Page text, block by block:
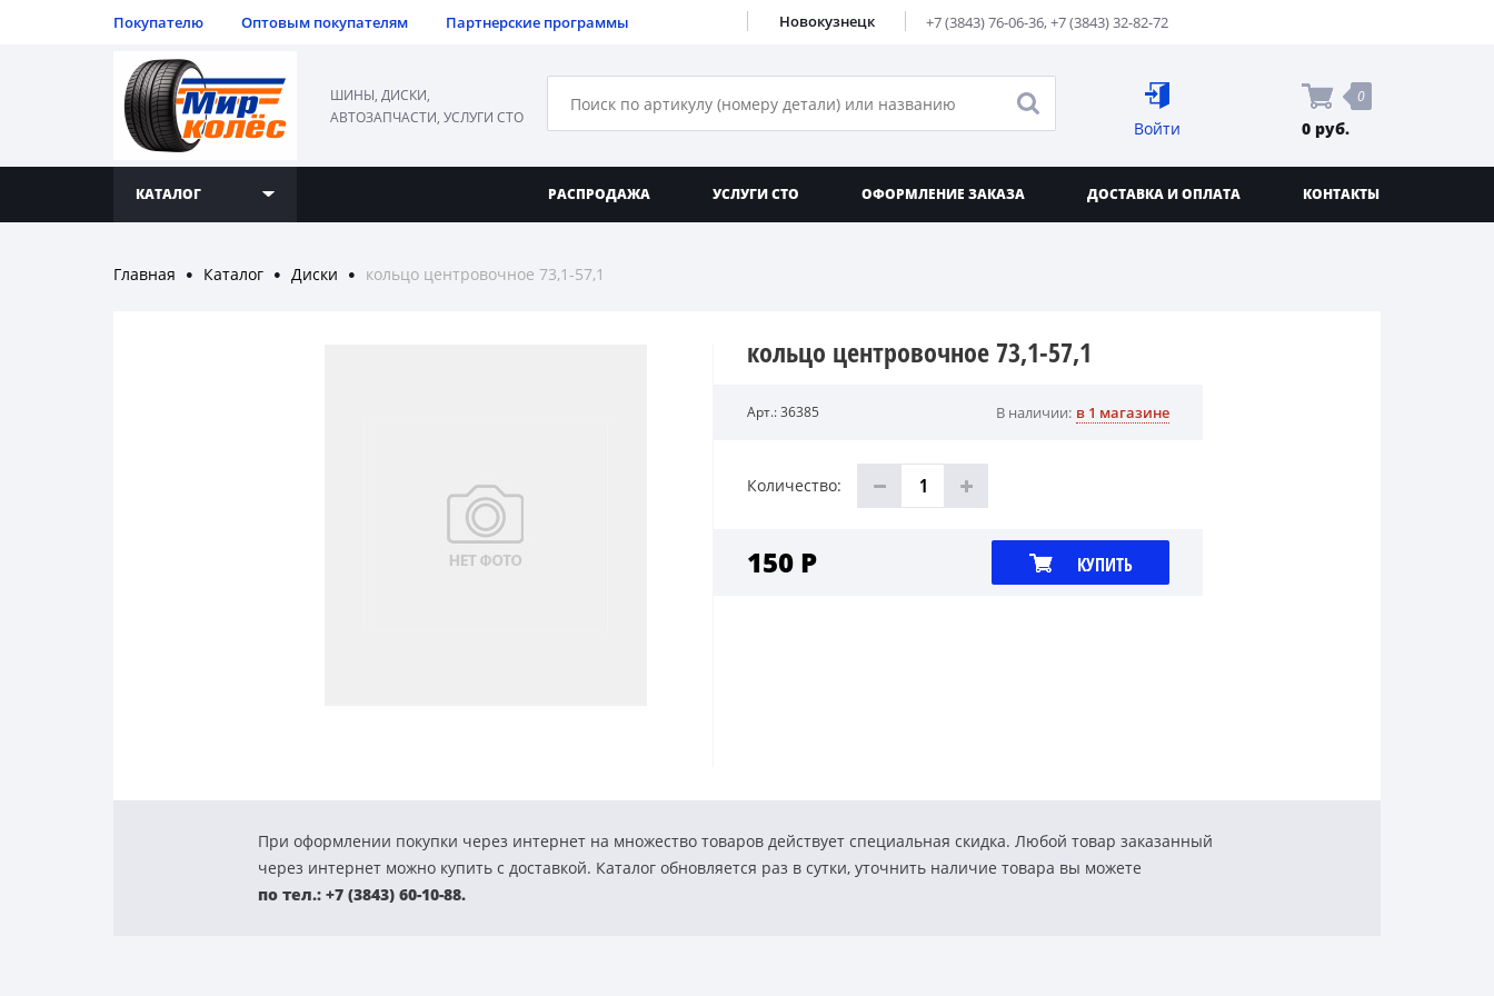
Покупателю Оптовым покупателям Партнерские программы Новокузнецк +7 (3843) 76-06-36,+7 (3843) 32-82-72
ШИНЫ, ДИСКИ,
АВТОЗАПЧАСТИ, УСЛУГИ СТО
Войти
0
0 руб.
КАТАЛОГ РАСПРОДАЖА УСЛУГИ СТО ОФОРМЛЕНИЕ ЗАКАЗА ДОСТАВКА И ОПЛАТА КОНТАКТЫ
Главная ● Каталог ● Диски ● кольцо центровочное 73,1-57,1
кольцо центровочное 73,1-57,1
Арт.: 36385 В наличии: в 1 магазине
Количество:
150 Р КУПИТЬ
При оформлении покупки через интернет на множество товаров действует специальная скидка. Любой товар заказанный
через интернет можно купить с доставкой. Каталог обновляется раз в сутки, уточнить наличие товара вы можете
по тел.: +7 (3843) 60-10-88.